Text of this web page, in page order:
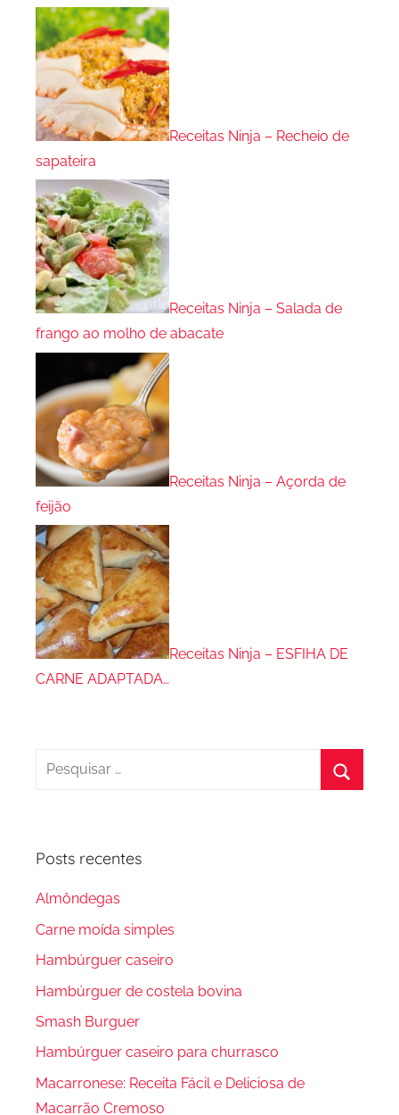
Receitas Ninja – Recheio de
sapateira
Receitas Ninja – Salada de
frango ao molho de abacate
Receitas Ninja – Açorda de
feijão
Receitas Ninja – ESFIHA DE
CARNE ADAPTADA…
Pesquisar
Posts recentes
Almôndegas
Carne moída simples
Hambúrguer caseiro
Hambúrguer de costela bovina
Smash Burguer
Hambúrguer caseiro para churrasco
Macarronese: Receita Fácil e Deliciosa de
Macarrão Cremoso